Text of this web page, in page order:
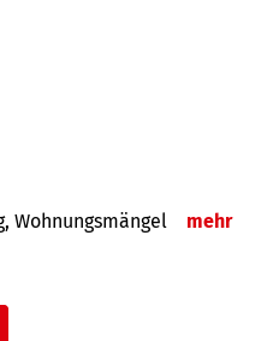
Wohnungsmängel mehr